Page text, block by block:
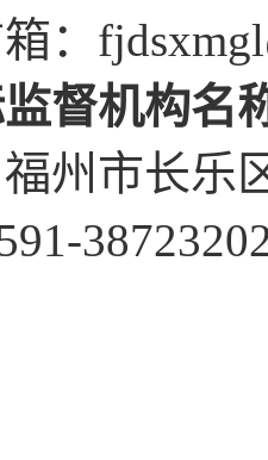
：
督机构名
福州市长乐